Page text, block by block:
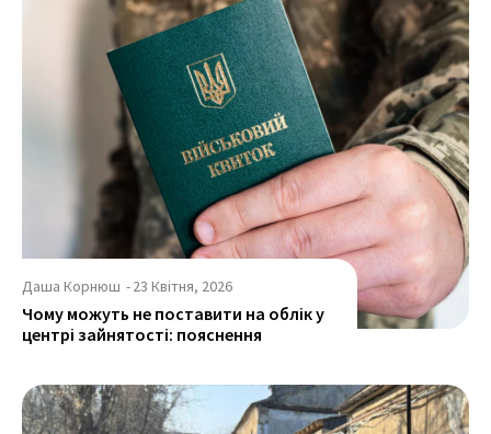
Даша Корнюш -23 Квітня, 2026
Чому можуть не поставити на облік у
центрі зайнятості: пояснення